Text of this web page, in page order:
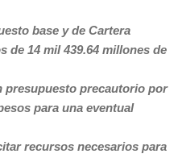
base y de Cartera
de 14 mil 439.64 millones de
presupuesto precautorio por
para una eventual
recursos necesarios para